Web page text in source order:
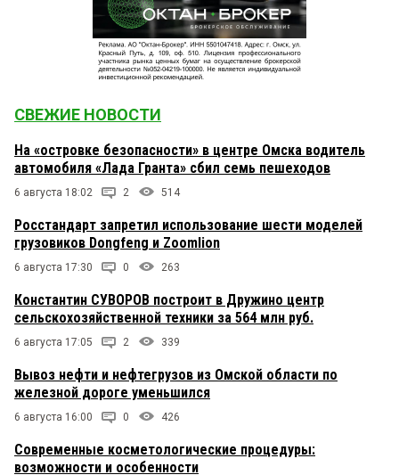
СВЕЖИЕ НОВОСТИ
На «островке безопасности» в центре Омска водитель
автомобиля «Лада Гранта» сбил семь пешеходов
6 августа 18:02 2 514
Росстандарт запретил использование шести моделей
грузовиков Dongfeng и Zoomlion
6 августа 17:30 0 263
Константин СУВОРОВ построит в Дружино центр
сельскохозяйственной техники за 564 млн руб.
6 августа 17:05 2 339
Вывоз нефти и нефтегрузов из Омской области по
железной дороге уменьшился
6 августа 16:00 0 426
Современные косметологические процедуры:
возможности и особенности